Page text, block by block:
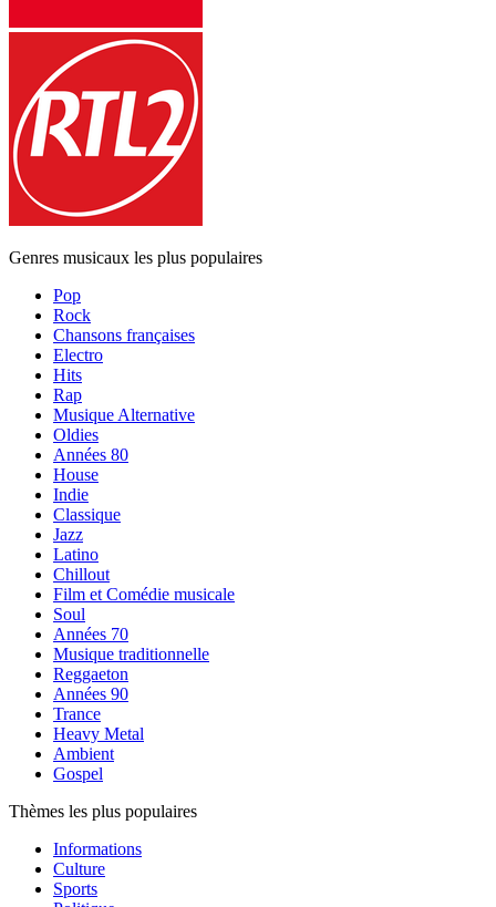
Genres musicaux les plus populaires
Pop
Rock
Chansons françaises
Electro
Hits
Rap
Musique Alternative
Oldies
Années 80
House
Indie
Classique
Jazz
Latino
Chillout
Film et Comédie musicale
Soul
Années 70
Musique traditionnelle
Reggaeton
Années 90
Trance
Heavy Metal
Ambient
Gospel
Thèmes les plus populaires
Informations
Culture
Sports